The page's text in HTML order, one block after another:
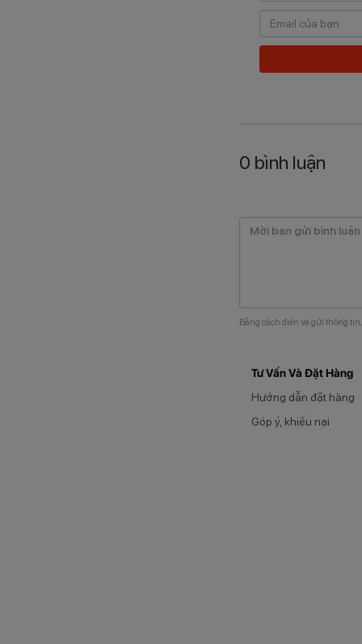
0 bình luận
Bằng cách điền và gửi thông
Tư Vấn Và Đặt Hàng
Hướng dẫn đặt hàng
Góp ý, khiếu nại